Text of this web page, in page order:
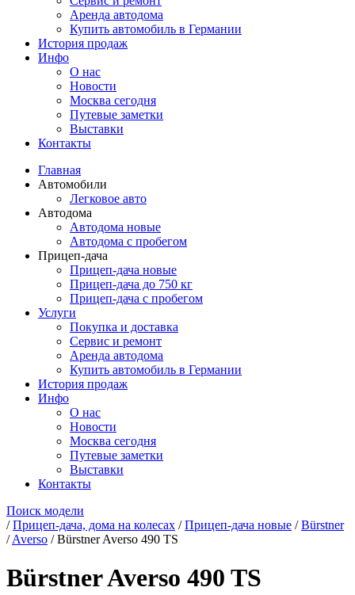
Аренда автодома
Купить автомобиль в Германии
История продаж
Инфо
О нас
Новости
Москва сегодня
Путевые заметки
Выставки
Контакты
Главная
Автомобили
Легковое авто
Автодома
Автодома новые
Автодома с пробегом
Прицеп-дача
Прицеп-дача новые
Прицеп-дача до 750 кг
Прицеп-дача с пробегом
Услуги
Покупка и доставка
Сервис и ремонт
Аренда автодома
Купить автомобиль в Германии
История продаж
Инфо
О нас
Новости
Москва сегодня
Путевые заметки
Выставки
Контакты
Поиск модели
/Прицеп-дача, дома на колесах /Прицеп-дача новые /Bürstner
/Averso /Bürstner Averso 490 TS
Bürstner Averso 490 TS